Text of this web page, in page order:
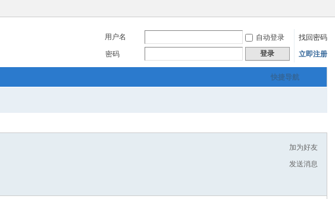
用户名 自动登录
找回密码
密码
登录 立即注册
快捷导航
加为好友
发送消息